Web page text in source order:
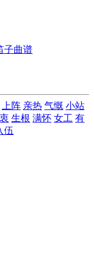
子曲谱
上阵 亲热 气慨 小站
生根 满怀 女工 有
伍